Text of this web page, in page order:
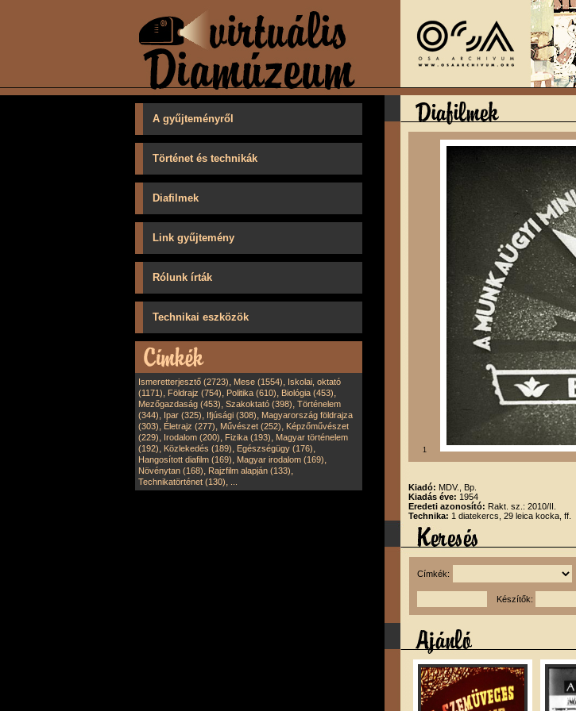
A gyűjteményről
Történet és technikák
Diafilmek
Link gyűjtemény
Rólunk írták
Technikai eszközök
Ismeretterjesztő (2723), Mese (1554), Iskolai, oktató
(1171), Földrajz (754), Politika (610), Biológia (453),
Mezőgazdaság (453), Szakoktató (398), Történelem
(344), Ipar (325), Ifjúsági (308), Magyarország földrajza
(303), Életrajz (277), Művészet (252), Képzőművészet
(229), Irodalom (200), Fizika (193), Magyar történelem
(192), Közlekedés (189), Egészségügy (176),
Hangosított diafilm (169), Magyar irodalom (169),
Növénytan (168), Rajzfilm alapján (133),
Technikatörténet (130),
1
Kiadó: MDV., Bp.
Kiadás éve: 1954
Eredeti azonosító: Rakt. sz.: 2010/II.
Technika: 1 diatekercs, 29 leica kocka, ff.
Címkék:
Készítők: